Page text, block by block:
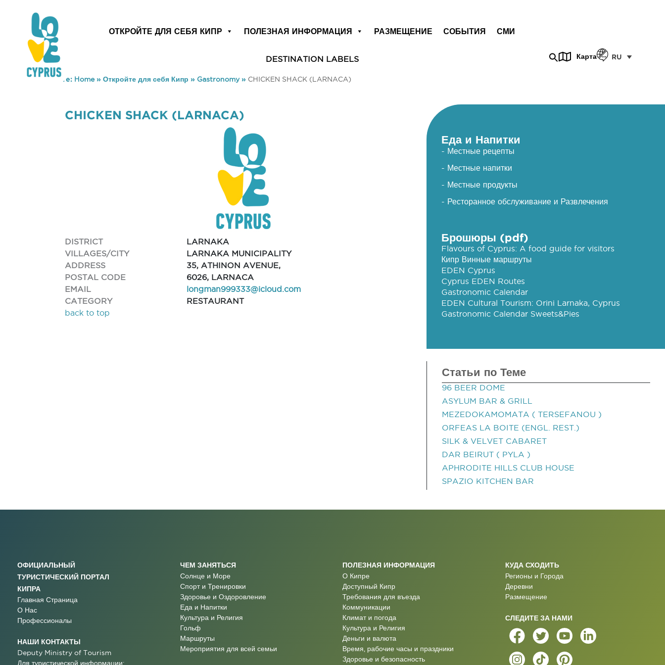
ОТКРОЙТЕ ДЛЯ СЕБЯ КИПР ПОЛЕЗНАЯ ИНФОРМАЦИЯ РАЗМЕЩЕНИЕ СОБЫТИЯ СМИ
DESTINATION LABELS Карта RU
You are here: Home» Откройте для себя Кипр » Gastronomy» CHICKEN SHACK (LARNACA)
CHICKEN SHACK (LARNACA)
DISTRICT
LARNAKA
VILLAGES/CITY
LARNAKA MUNICIPALITY
ADDRESS
35, ATHINON AVENUE,
POSTAL CODE
6026, LARNACA
EMAIL
longman999333@icloud.com
CATEGORY
RESTAURANT
back to top
Еда и Напитки
- Местные рецепты
- Местные напитки
- Местные продукты
- Ресторанное обслуживание и Развлечения
Брошюры (pdf)
Flavours of Cyprus: A food guide for visitors
Кипр Винные маршруты
EDEN Cyprus
Cyprus EDEN Routes
Gastronomic Calendar
EDEN Cultural Tourism: Orini Larnaka, Cyprus
Gastronomic Calendar Sweets&Pies
Статьи по Теме
96 BEER DOME
ASYLUM BAR & GRILL
MEZEDOKAMOMATA ( TERSEFANOU )
ORFEAS LA BOITE (ENGL. REST.)
SILK & VELVET CABARET
DAR BEIRUT ( PYLA )
APHRODITE HILLS CLUB HOUSE
SPAZIO KITCHEN BAR
ОФИЦИАЛЬНЫЙ
ТУРИСТИЧЕСКИЙ ПОРТАЛ
КИПРА
Главная Страница
О Нас
Профессионалы
НАШИ КОНТАКТЫ
Deputy Ministry of Tourism
Для туристической информации:
ЧЕМ ЗАНЯТЬСЯ
Солнце и Море
Спорт и Тренировки
Здоровье и Оздоровление
Еда и Напитки
Культура и Религия
Гольф
Маршруты
Мероприятия для всей семьи
ПОЛЕЗНАЯ ИНФОРМАЦИЯ
О Кипре
Доступный Кипр
Требования для въезда
Коммуникации
Климат и погода
Культура и Религия
Деньги и валюта
Время, рабочие часы и праздники
Здоровье и безопасность
КУДА СХОДИТЬ
Регионы и Города
Деревни
Размещение
СЛЕДИТЕ ЗА НАМИ